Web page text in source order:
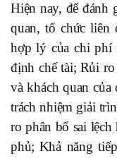
Hiện nay, để đánh
quan, tổ chức liên
hợp lý của chi phí
địnhchế tài; Rủi ro
và khách quan của
trách nhiệm giải
ro phân bổ sai
phủ; Khả năng